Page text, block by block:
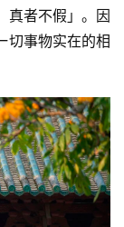
真者不假」。因
切事物实在的相